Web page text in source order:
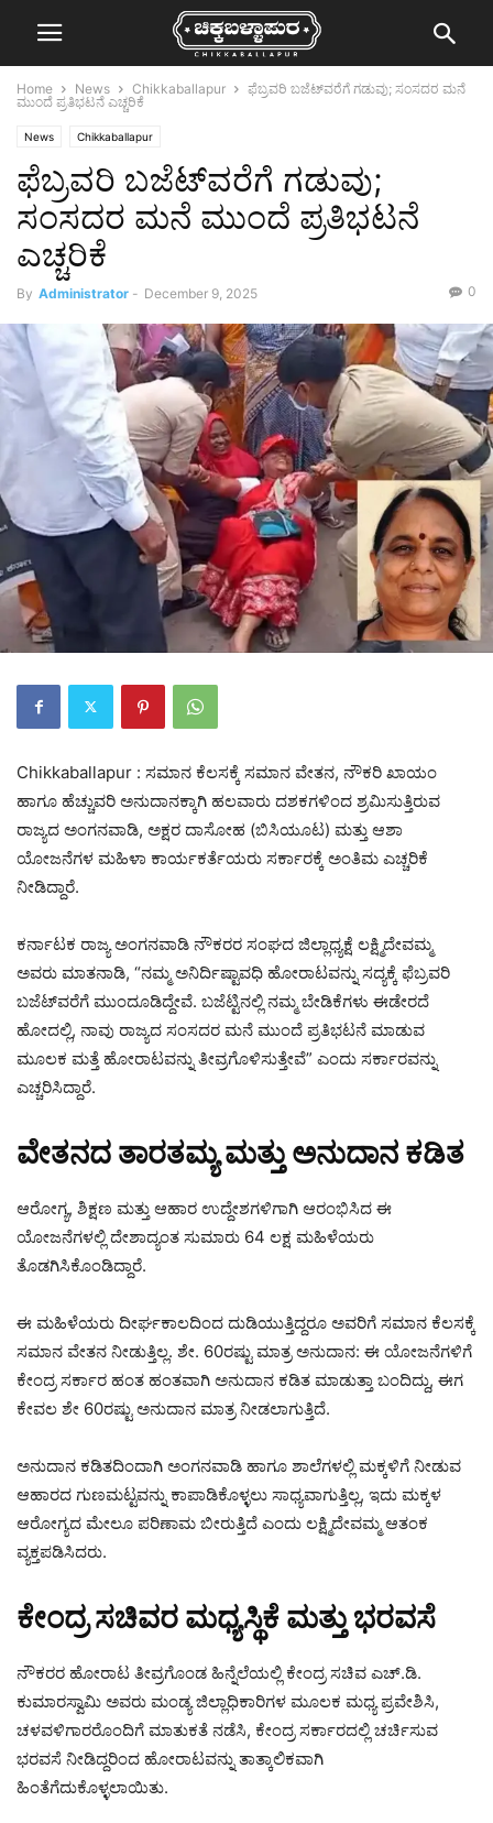
Home News Chikkaballapur
ಫೆಬ್ರವರಿ ಬಜೆಟ್‌ವರೆಗೆ ಗಡುವು; ಸಂಸದರ ಮನೆ
ಮುಂದೆ ಪ್ರತಿಭಟನೆ ಎಚ್ಚರಿಕೆ
News Chikkaballapur
ಫೆಬ್ರವರಿ ಬಜೆಟ್‌ವರೆಗೆ ಗಡುವು;
ಸಂಸದರ ಮನೆ ಮುಂದೆ ಪ್ರತಿಭಟನೆ
ಎಚ್ಚರಿಕೆ
By Administrator - December 9, 2025 0
Chikkaballapur : ಸಮಾನ ಕೆಲಸಕ್ಕೆ ಸಮಾನ ವೇತನ, ನೌಕರಿ ಖಾಯಂ
ಹಾಗೂ ಹೆಚ್ಚುವರಿ ಅನುದಾನಕ್ಕಾಗಿ ಹಲವಾರು ದಶಕಗಳಿಂದ ಶ್ರಮಿಸುತ್ತಿರುವ
ರಾಜ್ಯದ ಅಂಗನವಾಡಿ, ಅಕ್ಷರ ದಾಸೋಹ (ಬಿಸಿಯೂಟ) ಮತ್ತು ಆಶಾ
ಯೋಜನೆಗಳ ಮಹಿಳಾ ಕಾರ್ಯಕರ್ತೆಯರು ಸರ್ಕಾರಕ್ಕೆ ಅಂತಿಮ ಎಚ್ಚರಿಕೆ
ನೀಡಿದ್ದಾರೆ.
ಕರ್ನಾಟಕ ರಾಜ್ಯ ಅಂಗನವಾಡಿ ನೌಕರರ ಸಂಘದ ಜಿಲ್ಲಾಧ್ಯಕ್ಷೆ ಲಕ್ಷ್ಮಿದೇವಮ್ಮ
ಅವರು ಮಾತನಾಡಿ, “ನಮ್ಮ ಅನಿರ್ದಿಷ್ಟಾವಧಿ ಹೋರಾಟವನ್ನು ಸದ್ಯಕ್ಕೆ ಫೆಬ್ರವರಿ
ಬಜೆಟ್‌ವರೆಗೆ ಮುಂದೂಡಿದ್ದೇವೆ. ಬಜೆಟ್ಟಿನಲ್ಲಿ ನಮ್ಮ ಬೇಡಿಕೆಗಳು ಈಡೇರದೆ
ಹೋದಲ್ಲಿ, ನಾವು ರಾಜ್ಯದ ಸಂಸದರ ಮನೆ ಮುಂದೆ ಪ್ರತಿಭಟನೆ ಮಾಡುವ
ಮೂಲಕ ಮತ್ತೆ ಹೋರಾಟವನ್ನು ತೀವ್ರಗೊಳಿಸುತ್ತೇವೆ” ಎಂದು ಸರ್ಕಾರವನ್ನು
ಎಚ್ಚರಿಸಿದ್ದಾರೆ.
ವೇತನದ ತಾರತಮ್ಯ ಮತ್ತು ಅನುದಾನ ಕಡಿತ
ಆರೋಗ್ಯ, ಶಿಕ್ಷಣ ಮತ್ತು ಆಹಾರ ಉದ್ದೇಶಗಳಿಗಾಗಿ ಆರಂಭಿಸಿದ ಈ
ಯೋಜನೆಗಳಲ್ಲಿ ದೇಶಾದ್ಯಂತ ಸುಮಾರು 64 ಲಕ್ಷ ಮಹಿಳೆಯರು
ತೊಡಗಿಸಿಕೊಂಡಿದ್ದಾರೆ.
ಈ ಮಹಿಳೆಯರು ದೀರ್ಘಕಾಲದಿಂದ ದುಡಿಯುತ್ತಿದ್ದರೂ ಅವರಿಗೆ ಸಮಾನ ಕೆಲಸಕ್ಕೆ
ಸಮಾನ ವೇತನ ನೀಡುತ್ತಿಲ್ಲ. ಶೇ. 60ರಷ್ಟು ಮಾತ್ರ ಅನುದಾನ: ಈ ಯೋಜನೆಗಳಿಗೆ
ಕೇಂದ್ರ ಸರ್ಕಾರ ಹಂತ ಹಂತವಾಗಿ ಅನುದಾನ ಕಡಿತ ಮಾಡುತ್ತಾ ಬಂದಿದ್ದು, ಈಗ
ಕೇವಲ ಶೇ 60ರಷ್ಟು ಅನುದಾನ ಮಾತ್ರ ನೀಡಲಾಗುತ್ತಿದೆ.
ಅನುದಾನ ಕಡಿತದಿಂದಾಗಿ ಅಂಗನವಾಡಿ ಹಾಗೂ ಶಾಲೆಗಳಲ್ಲಿ ಮಕ್ಕಳಿಗೆ ನೀಡುವ
ಆಹಾರದ ಗುಣಮಟ್ಟವನ್ನು ಕಾಪಾಡಿಕೊಳ್ಳಲು ಸಾಧ್ಯವಾಗುತ್ತಿಲ್ಲ, ಇದು ಮಕ್ಕಳ
ಆರೋಗ್ಯದ ಮೇಲೂ ಪರಿಣಾಮ ಬೀರುತ್ತಿದೆ ಎಂದು ಲಕ್ಷ್ಮಿದೇವಮ್ಮ ಆತಂಕ
ವ್ಯಕ್ತಪಡಿಸಿದರು.
ಕೇಂದ್ರ ಸಚಿವರ ಮಧ್ಯಸ್ಥಿಕೆ ಮತ್ತು ಭರವಸೆ
ನೌಕರರ ಹೋರಾಟ ತೀವ್ರಗೊಂಡ ಹಿನ್ನೆಲೆಯಲ್ಲಿ ಕೇಂದ್ರ ಸಚಿವ ಎಚ್.ಡಿ.
ಕುಮಾರಸ್ವಾಮಿ ಅವರು ಮಂಡ್ಯ ಜಿಲ್ಲಾಧಿಕಾರಿಗಳ ಮೂಲಕ ಮಧ್ಯ ಪ್ರವೇಶಿಸಿ,
ಚಳವಳಿಗಾರರೊಂದಿಗೆ ಮಾತುಕತೆ ನಡೆಸಿ, ಕೇಂದ್ರ ಸರ್ಕಾರದಲ್ಲಿ ಚರ್ಚಿಸುವ
ಭರವಸೆ ನೀಡಿದ್ದರಿಂದ ಹೋರಾಟವನ್ನು ತಾತ್ಕಾಲಿಕವಾಗಿ
ಹಿಂತೆಗೆದುಕೊಳ್ಳಲಾಯಿತು.